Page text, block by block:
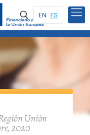
EN ES
Unión
2020